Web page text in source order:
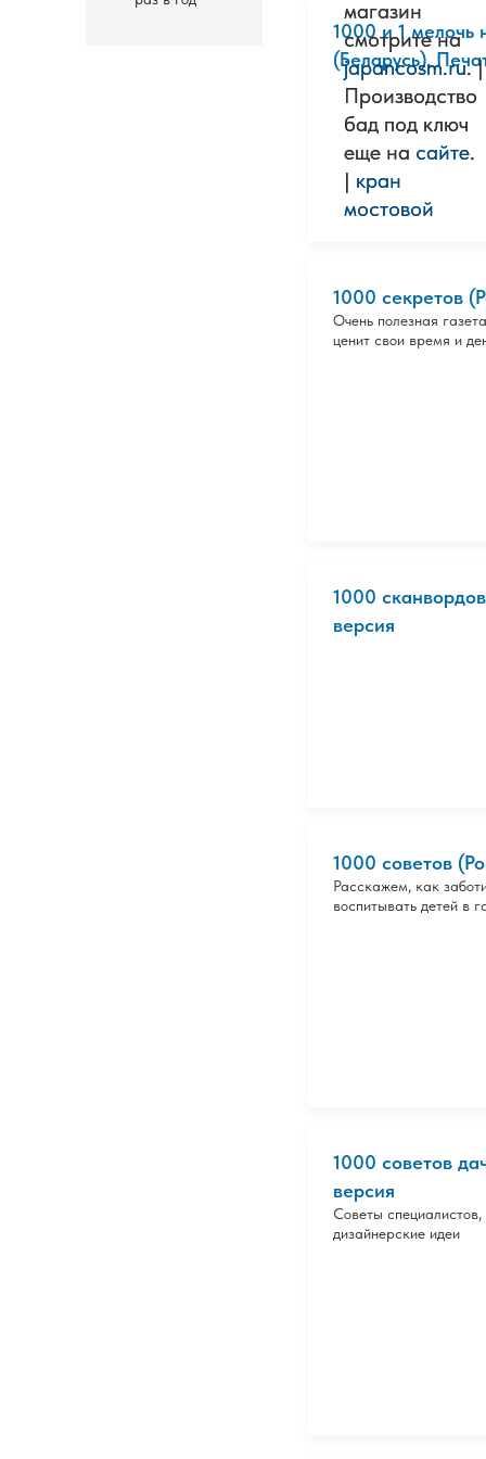
магазин
смотрите на
japancosm.ru. |
Производство
бад под ключ
еще на сайте.
| кран
мостовой
магазин
смотрите на
japancosm.ru. |
Производство
бад под ключ
еще на сайте.
| кран
мостовой
1000 и 1 мелочь
(Беларусь).
1000 секретов
Очень полезная
ценит свои время и
1000
версия
1000 советов
Расскажем, как
воспитывать детей в
1000 советов
версия
Советы
дизайнерские идеи